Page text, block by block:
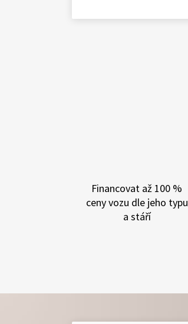
Financovat až 100 %
ceny vozu dle jeho typu
a stáří